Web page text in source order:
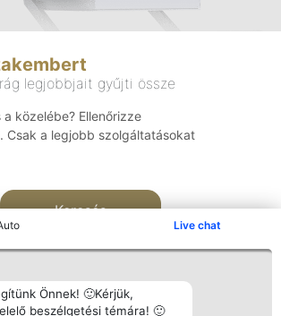
Live chat
Önnek! 🙂Kérjük,
beszélgetési témára! 🙂
legjobbjait gyűjti össze
közelébe? Ellenőrizze
Csak a legjobb szolgáltatásokat
Keresés